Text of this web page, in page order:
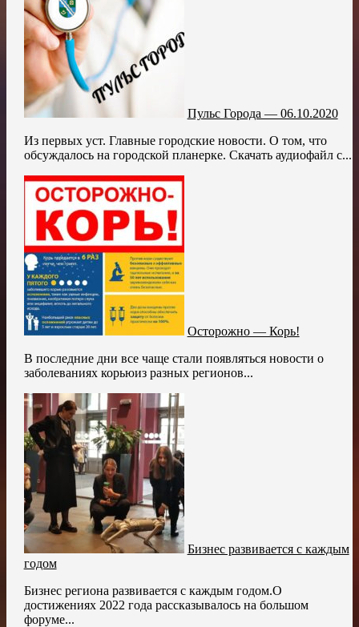
Пульс Города — 06.10.2020
Из первых уст. Главные городские новости. О том, что
обсуждалось на городской планерке. Скачать аудиофайл с...
Осторожно — Корь!
В последние дни все чаще стали появляться новости о
заболеваниях корьюиз разных регионов...
Бизнес развивается с каждым
годом
Бизнес региона развивается с каждым годом.О
достижениях 2022 года рассказывалось на большом
форуме...